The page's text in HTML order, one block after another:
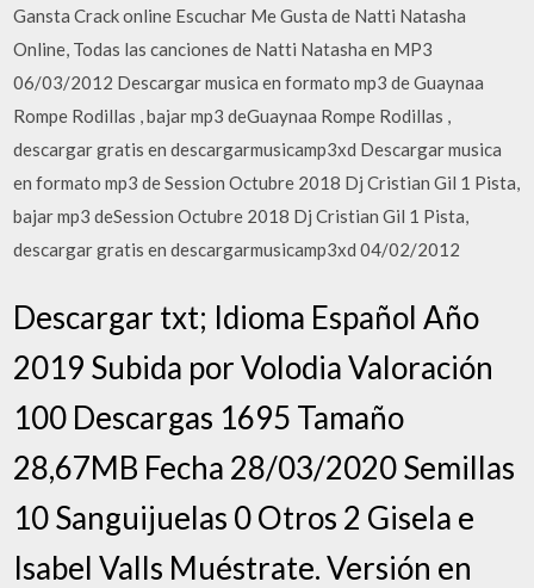
Gansta Crack online Escuchar Me Gusta de Natti Natasha
Online, Todas las canciones de Natti Natasha en MP3
06/03/2012 Descargar musica en formato mp3 de Guaynaa
Rompe Rodillas , bajar mp3 deGuaynaa Rompe Rodillas ,
descargar gratis en descargarmusicamp3xd Descargar musica
en formato mp3 de Session Octubre 2018 Dj Cristian Gil 1 Pista,
bajar mp3 deSession Octubre 2018 Dj Cristian Gil 1 Pista,
descargar gratis en descargarmusicamp3xd 04/02/2012
Descargar txt; Idioma Español Año
2019 Subida por Volodia Valoración
100 Descargas 1695 Tamaño
28,67MB Fecha 28/03/2020 Semillas
10 Sanguijuelas 0 Otros 2 Gisela e
Isabel Valls Muéstrate. Versión en